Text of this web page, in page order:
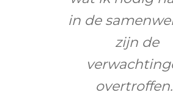
in de
zijn de